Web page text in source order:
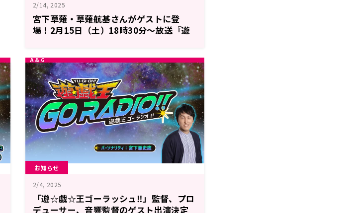
2/14, 2025
宮下草薙・草薙航基さんがゲストに登
場！2月15日（土）18時30分～放送『遊
お知らせ
2/4, 2025
「遊☆戯☆王ゴーラッシュ‼」監督、プロ
デューサー、音響監督のゲスト出演決定